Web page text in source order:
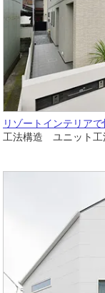
リゾートインテリア
工法構造 ユニット工